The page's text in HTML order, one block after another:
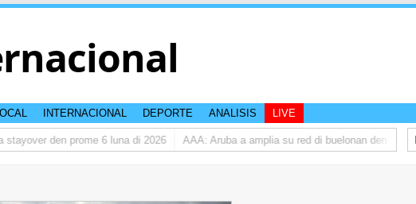
INTERNACIONAL DEPORTE ANALISIS LIVE
den prome 6 luna di 2026 AAA: Aruba a amplia su red di buelonan den 2025